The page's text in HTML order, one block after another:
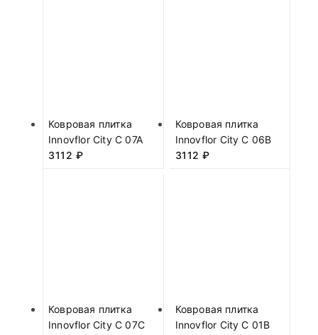
Ковровая плитка
Innovflor City C 07A
3112 ₽
Ковровая плитка
Innovflor City C 06B
3112 ₽
Ковровая плитка
Innovflor City C 07C
Ковровая плитка
Innovflor City C 01B